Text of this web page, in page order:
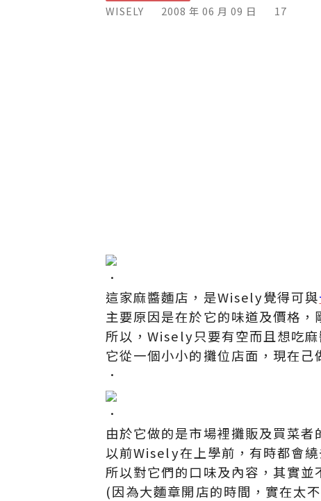
WISELY 2008 年 06 月 09 日 17
．
這家麻醬麵店，是Wisely覺得可與
主要原因是在於它的味道及價格
所以，Wisely只要有空而且想吃
它從一個小小的攤位店面，現在己
．
．
由於它做的是市場裡攤販及買菜
以前Wisely在上學前，有時都會
所以對它們的口味及內容，其實並
(因為大麵章開店的時間，實在太